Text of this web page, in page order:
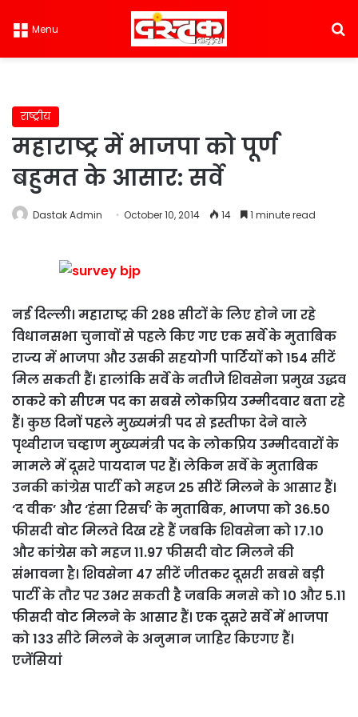
Menu
राष्ट्रीय
महाराष्ट्र में भाजपा को पूर्ण
बहुमत के आसार: सर्वे
Dastak Admin October 10, 2014 14 1 minute read
नई दिल्ली। महाराष्ट्र की 288 सीटों के लिए होने जा रहे
विधानसभा चुनावों से पहले किए गए एक सर्वे के मुताबिक
राज्य में भाजपा और उसकी सहयोगी पार्टियों को 154 सीटें
मिल सकती हैं। हालांकि सर्वे के नतीजे शिवसेना प्रमुख उद्धव
ठाकरे को सीएम पद का सबसे लोकप्रिय उम्मीदवार बता रहे
हैं। कुछ दिनों पहले मुख्यमंत्री पद से इस्तीफा देने वाले
पृथ्वीराज चव्हाण मुख्यमंत्री पद के लोकप्रिय उम्मीदवारों के
मामले में दूसरे पायदान पर हैं। लेकिन सर्वे के मुताबिक
उनकी कांग्रेस पार्टी को महज 25 सीटें मिलने के आसार हैं।
‘द वीक’ और ‘हंसा रिसर्च’ के मुताबिक, भाजपा को 36.50
फीसदी वोट मिलते दिख रहे हैं जबकि शिवसेना को 17.10
और कांग्रेस को महज 11.97 फीसदी वोट मिलने की
संभावना है। शिवसेना 47 सीटें जीतकर दूसरी सबसे बड़ी
पार्टी के तौर पर उभर सकती है जबकि मनसे को 10 और 5.11
फीसदी वोट मिलने के आसार हैं। एक दूसरे सर्वे में भाजपा
को 133 सीटे मिलने के अनुमान जाहिर किएगए हैं।
एजेंसियां